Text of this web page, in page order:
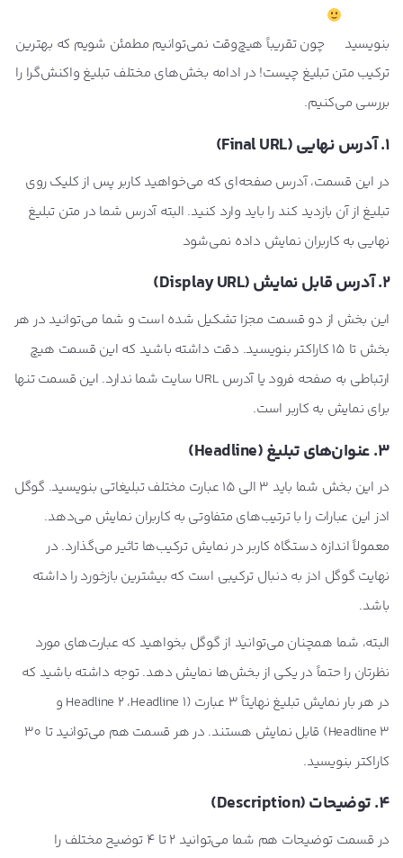
بنویسید
چون تقریباً هیچ‌وقت نمی‌توانیم مطمئن شویم که بهترین
ترکیب متن تبلیغ چیست! در ادامه بخش‌های مختلف تبلیغ واکنش‌گرا را
بررسی می‌کنیم.
1. آدرس نهایی (Final URL)
در این قسمت، آدرس صفحه‌ای که می‌خواهید کاربر پس از کلیک روی
تبلیغ از آن بازدید کند را باید وارد کنید. البته آدرس شما در متن تبلیغ
نهایی به کاربران نمایش داده نمی‌شود
2. آدرس قابل نمایش ( Display URL
)
این بخش از دو قسمت مجزا تشکیل شده است و شما می‌توانید در هر
بخش تا 15 کاراکتر بنویسید. دقت داشته باشید که این قسمت هیچ
ارتباطی به صفحه فرود یا آدرس URL سایت شما ندارد. این قسمت تنها
برای نمایش به کاربر است.
3. عنوان‌های‌ تبلیغ ( Headline
)
در این بخش شما باید 3 الی 15 عبارت مختلف تبلیغاتی بنویسید. گوگل
ادز این عبارات را با ترتیب‌های متفاوتی به کاربران نمایش می‌دهد.
معمولاً اندازه دستگاه کاربر در نمایش ترکیب‌ها تاثیر می‌گذارد. در
نهایت گوگل ادز به دنبال ترکیبی است که بیشترین بازخورد را داشته
باشد.
البته، شما همچنان می‌توانید از گوگل بخواهید که عبارت‌های مورد
نظرتان را حتماً در یکی از بخش‌ها نمایش دهد. توجه داشته باشید که
در هر بار نمایش تبلیغ نهایتاً 3 عبارت (Headline 2 ،Headline 1 و
Headline 3) قابل نمایش هستند. در هر قسمت هم می‌توانید تا 30
کاراکتر بنویسید.
4. توضیحات ( Description
)
در قسمت توضیحات هم شما می‌توانید 2 تا 4 توضیح مختلف را